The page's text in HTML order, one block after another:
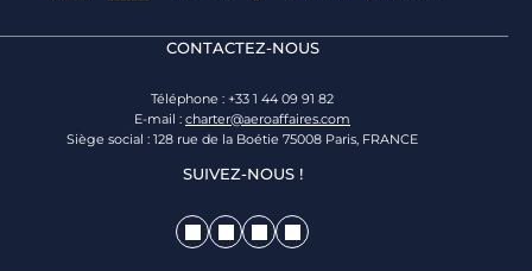
CONTACTEZ-NOUS
Téléphone : +33 1 44 09 91 82
E-mail : charter@aeroaffaires.com
Siège social : 128 rue de la Boétie 75008 Paris, FRANCE
SUIVEZ-NOUS !